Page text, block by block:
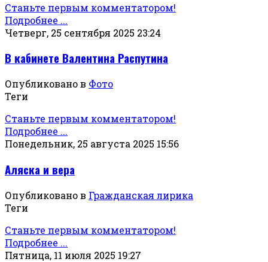
Станьте первым комментатором!
Подробнее ...
Четверг, 25 сентября 2025 23:24
В кабинете Валентина Распутина
Опубликовано в Фото
Теги
Станьте первым комментатором!
Подробнее ...
Понедельник, 25 августа 2025 15:56
Аляска и вера
Опубликовано в Гражданская лирика
Теги
Станьте первым комментатором!
Подробнее ...
Пятница, 11 июля 2025 19:27